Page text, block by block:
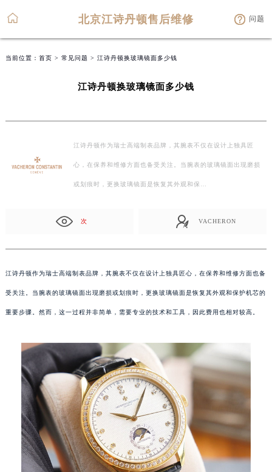
北京江诗丹顿售后维修 问题
当前位置： 首页 > 常见问题 > 江诗丹顿换玻璃镜面多少钱
江诗丹顿换玻璃镜面多少钱
江诗丹顿作为瑞士高端制表品牌，其腕表不仅在设计上独具匠
心，在保养和维修方面也备受关注。当腕表的玻璃镜面出现磨损
或划痕时，更换玻璃镜面是恢复其外观和保…
次 VACHERON
江诗丹顿作为瑞士高端制表品牌，其腕表不仅在设计上独具匠心，在保养和维修方面也备
受关注。当腕表的玻璃镜面出现磨损或划痕时，更换玻璃镜面是恢复其外观和保护机芯的
重要步骤。然而，这一过程并非简单，需要专业的技术和工具，因此费用也相对较高。